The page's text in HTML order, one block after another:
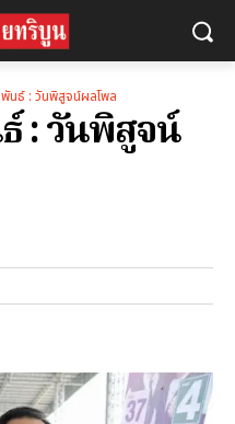
นธ์ : วันพิสูจน์ผลโพล
: วันพิสูจน์